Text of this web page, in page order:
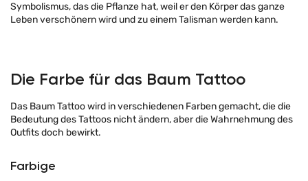
Symbolismus, das die Pflanze hat, weil er den Körper das ganze
Leben verschönern wird und zu einem Talisman werden kann.
Die Farbe für das Baum Tattoo
Das Baum Tattoo wird in verschiedenen Farben gemacht, die die
Bedeutung des Tattoos nicht ändern, aber die Wahrnehmung des
Outfits doch bewirkt.
Farbige